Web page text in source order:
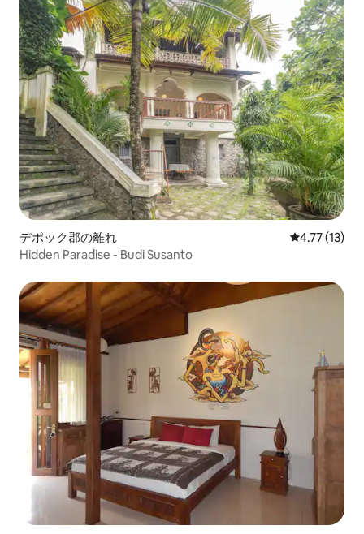
デポック郡の離れ レビュー13
4.77 (13)
Hidden Paradise - Budi Susanto